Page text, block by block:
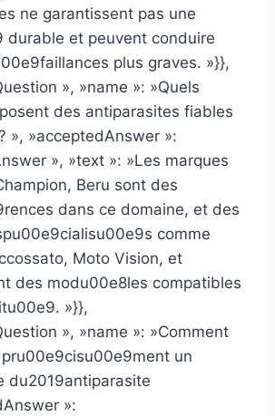
ne garantissent pas une
durable et peuvent conduire
plus graves. »}},
», »name »: »Quels
des antiparasites fiables
», »acceptedAnswer »:
», »text »: »Les marques
Beru sont des
dans ce domaine, et des
comme
Moto Vision, et
des modu00e8les compatibles
»}},
», »name »: »Comment
un
du2019antiparasite
»: